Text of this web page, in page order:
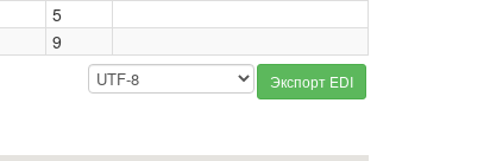
5
9
Экспорт EDI